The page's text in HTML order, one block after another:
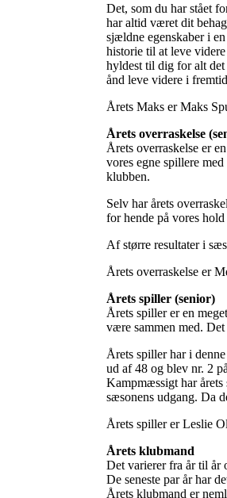
Det, som du har stået
har altid været dit
sjældne egenskaber i
historie til at leve
hyldest til dig for alt
ånd leve videre i
Årets Maks er Maks
Årets overraskelse
Årets overraskelse er
vores egne spillere
klubben.
Selv har årets
for hende på vores
Af større resultater i
Årets overraskelse er
Årets spiller (senior)
Årets spiller er en
være sammen med.
Årets spiller har i
ud af 48 og blev nr. 2
Kampmæssigt har
sæsonens udgang. Da
Årets spiller er Leslie
Årets klubmand
Det varierer fra år til år
De seneste par år har
Årets klubmand er